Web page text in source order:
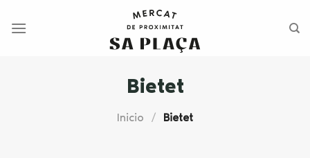
Bietet
Inicio / Bietet